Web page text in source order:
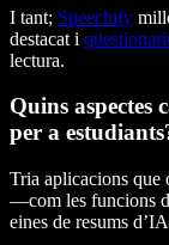
I tant; Speechify
destacat i
lectura.
Quins aspectes
per a
Tria aplicacions que
—com les funcions
eines de resums